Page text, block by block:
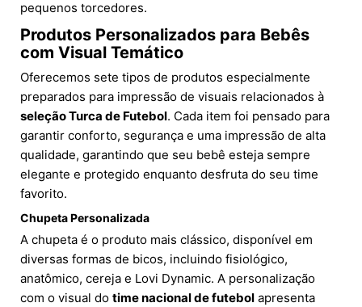
pequenos torcedores.
Produtos Personalizados para Bebês
com Visual Temático
Oferecemos sete tipos de produtos especialmente
preparados para impressão de visuais relacionados à
seleção Turca de Futebol. Cada item foi pensado para
garantir conforto, segurança e uma impressão de alta
qualidade, garantindo que seu bebê esteja sempre
elegante e protegido enquanto desfruta do seu time
favorito.
Chupeta Personalizada
A chupeta é o produto mais clássico, disponível em
diversas formas de bicos, incluindo fisiológico,
anatômico, cereja e Lovi Dynamic. A personalização
com o visual do time nacional de futebol apresenta